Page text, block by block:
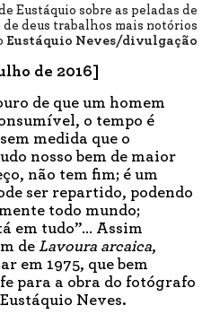
Eustáquio sobre as peladas de
de deus trabalhos mais notórios
Eustáquio Neves/divulgação
de 2016]
de que um homem
o tempo é
medida que o
nosso bem de maior
não tem fim; é um
ser repartido, podendo
todo mundo;
em tudo”… Assim
de Lavoura arcaica,
em 1975, que bem
para a obra do fotógrafo
Neves.